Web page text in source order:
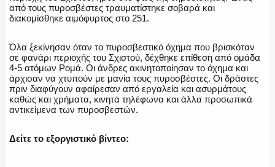
ΛΙΜΕΝΙΚΟ
ΕΝΟΠΛΕΣ ΔΥΝΑΜΕΙΣ
από τους πυροσβέστες τραυματίστηκε σοβαρά και
διακομίσθηκε αιμόφυρτος στο 251.
Όλα ξεκίνησαν όταν το πυροσβεστικό όχημα που βρισκόταν
σε φανάρι περιοχής του Σχιστού, δέχθηκε επίθεση από ομάδα
4-5 ατόμων Ρομά. Οι άνδρες ακινητοποίησαν το όχημα και
άρχισαν να χτυπούν με μανία τους πυροσβέστες. Οι δράστες
πριν διαφύγουν αφαίρεσαν από εργαλεία και ασυρμάτους
καθώς και χρήματα, κινητά τηλέφωνα και άλλα προσωπικά
αντικείμενα των πυροσβεστών.
Δείτε το εξοργιστικό βίντεο: